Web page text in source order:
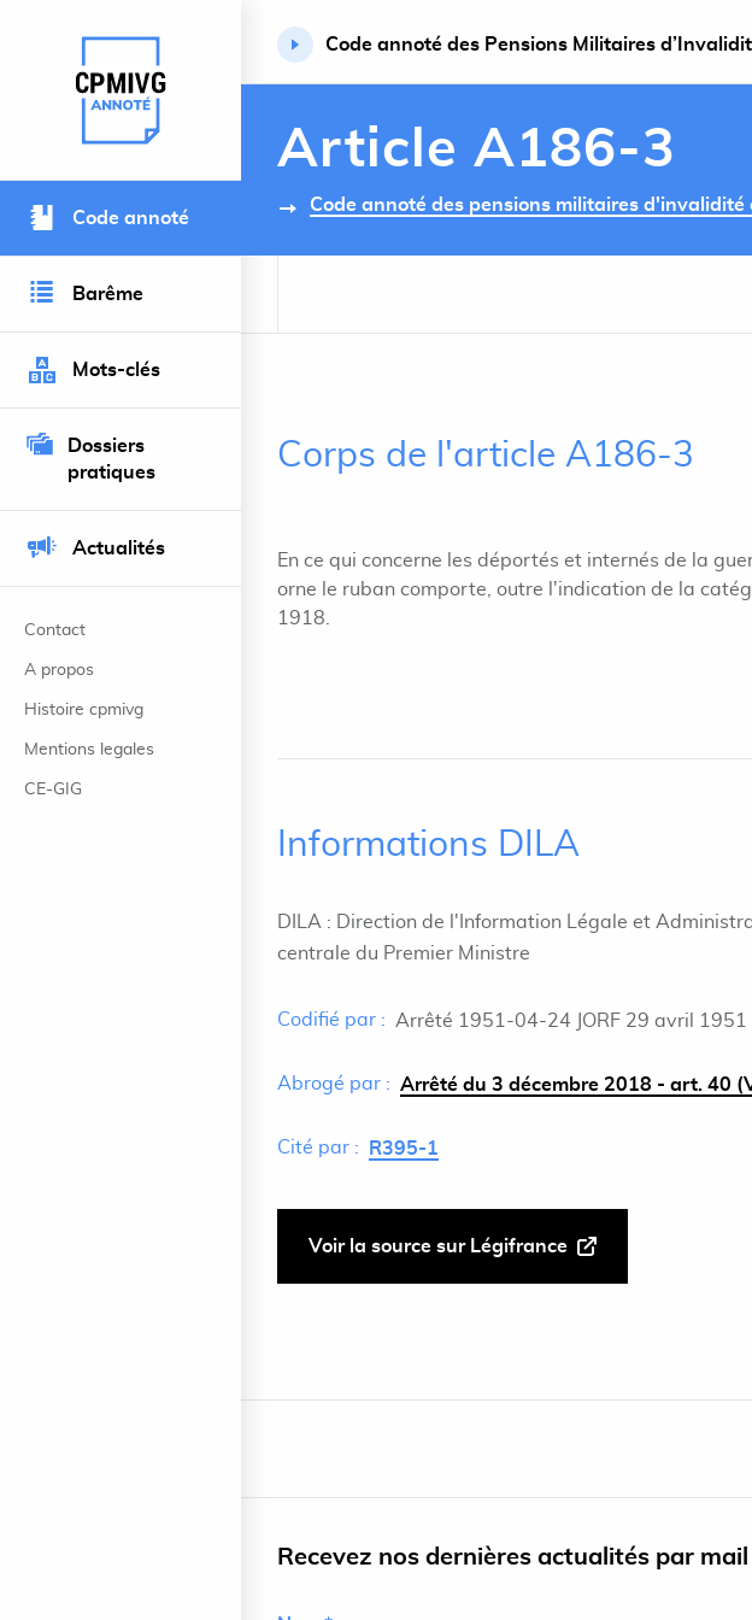
Retour à l’accueil du site
Code annoté
Barême
Mots-clés
Dossiers
pratiques
Actualités
Contact
A propos
Histoire cpmivg
Mentions legales
CE-GIG
Code annoté des Pensions Militaires
Article A186-3
Code annoté des pensions militaires d'invalidité
Corps de l'article A186-3
En ce qui concerne les déportés et internés de la
orne le ruban comporte, outre l'indication de la
1918.
Informations DILA
DILA : Direction de l'Information Légale et
centrale du Premier Ministre
Codifié par : Arrêté 1951-04-24 JORF 29 avril 1951
Abrogé par : Arrêté du 3 décembre 2018 - art. 40
Cité par : R395-1
Voir la source sur Légifrance
Recevez nos dernières actualités par mail